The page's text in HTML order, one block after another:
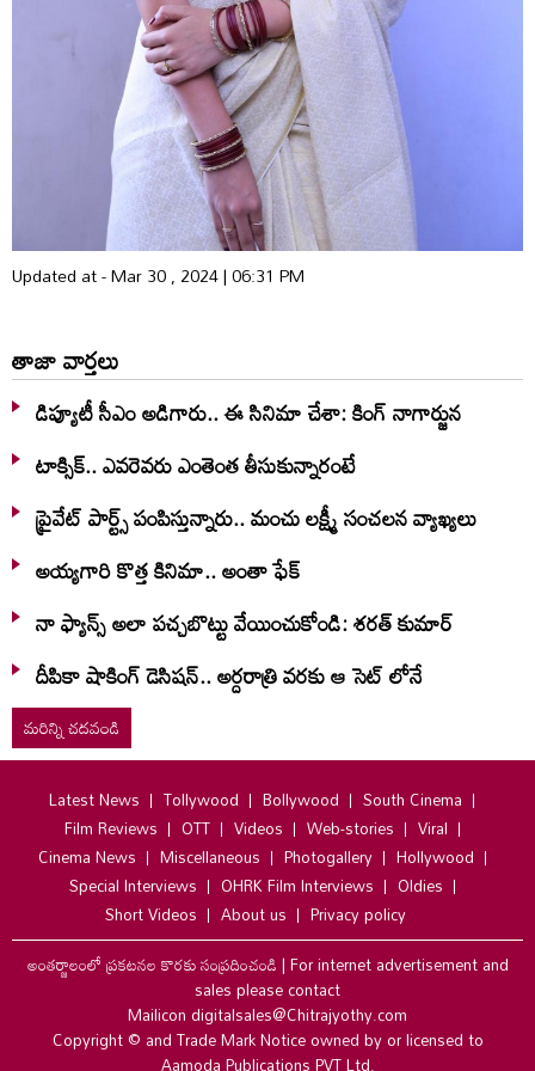
Updated at - Mar 30 , 2024 | 06:31 PM
తాజా వార్తలు
డిప్యూటీ సీఎం అడిగారు.. ఈ సినిమా చేశా: కింగ్ నాగార్జున
టాక్సిక్.. ఎవరెవరు ఎంతెంత తీసుకున్నారంటే
ప్రైవేట్ పార్ట్స్ పంపిస్తున్నారు.. మంచు లక్ష్మీ సంచలన వ్యాఖ్యలు
అయ్యగారి కొత్త కినిమా.. అంతా ఫేక్
నా ఫ్యాన్స్ అలా పచ్చబొట్టు వేయించుకోండి: శరత్ కుమార్
దీపికా షాకింగ్ డెసిషన్.. అర్దరాత్రి వరకు ఆ సెట్ లోనే
మరిన్ని చదవండి
Latest News Tollywood Bollywood
South Cinema
Film Reviews
OTT Videos Web-stories
Viral
Cinema News
Miscellaneous Photogallery
Hollywood
Special Interviews
OHRK Film Interviews
Oldies
Short Videos
About us
Privacy policy
అంతర్జాలంలో ప్రకటనల కొరకు సంప్రదించండి|For internet advertisement and
sales please contact
Mailicon digitalsales@Chitrajyothy.com
Copyright © and Trade Mark Notice owned by or licensed to
Aamoda Publications PVT Ltd.